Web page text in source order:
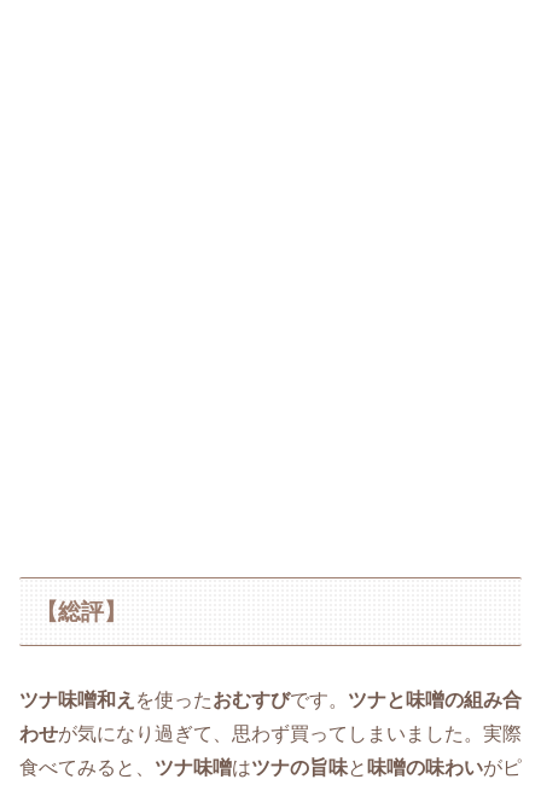
【総評】
ツナ味噌和え を使ったおむすびです。 ツナと味噌の組み合
わせが気になり過ぎて、思わず買ってしまいました。実際
食べてみると、 ツナ味噌はツナの旨味と 味噌の味わいがピ